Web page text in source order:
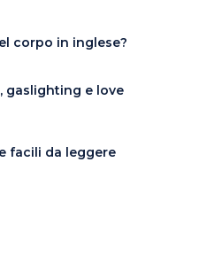
corpo in inglese?
gaslighting e love
facili da leggere